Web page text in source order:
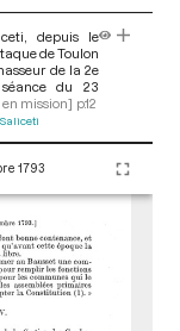
depuis le
de Toulon
de la 2e
du 23
mission] p.12
1793